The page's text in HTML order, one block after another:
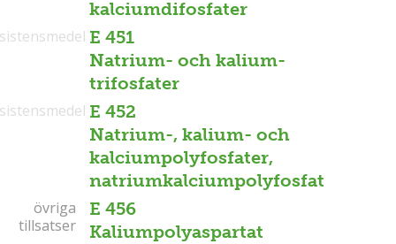
kalciumdifosfater
E 451
Natrium- och kalium-
trifosfater
E 452
Natrium-, kalium- och
kalciumpolyfosfater,
natriumkalciumpolyfosfat
E 456
Kaliumpolyaspartat
övriga
tillsatser
övriga
tillsatser